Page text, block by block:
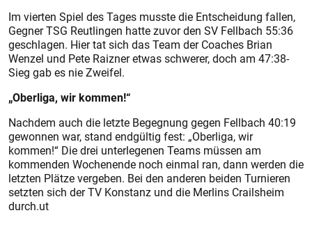
Im vierten Spiel des Tages musste die Entscheidung fallen,
Gegner TSG Reutlingen hatte zuvor den SV Fellbach 55:36
geschlagen. Hier tat sich das Team der Coaches Brian
Wenzel und Pete Raizner etwas schwerer, doch am 47:38-
Sieg gab es nie Zweifel.
„Oberliga, wir kommen!“
Nachdem auch die letzte Begegnung gegen Fellbach 40:19
gewonnen war, stand endgültig fest: „Oberliga, wir
kommen!“ Die drei unterlegenen Teams müssen am
kommenden Wochenende noch einmal ran, dann werden die
letzten Plätze vergeben. Bei den anderen beiden Turnieren
setzten sich der TV Konstanz und die Merlins Crailsheim
durch.ut